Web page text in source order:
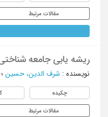
مقالات مرتبط
ریشه یابی جامعه
نویسنده : شرف الدین، حسین ؛
چکیده
مقالات مرتبط